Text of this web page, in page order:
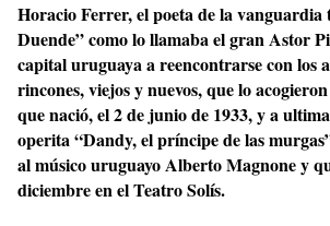
Horacio Ferrer, el poeta de la vanguardia
Duende” como lo llamaba el gran Astor
capital uruguaya a reencontrarse con los
rincones, viejos y nuevos, que lo acogieron
que nació, el 2 de junio de 1933, y a
operita “Dandy, el príncipe de las
al músico uruguayo Alberto Magnone y
diciembre en el Teatro Solís.